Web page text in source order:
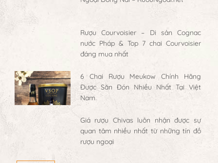
Rượu Courvoisier – Di sản Cognac
nước Pháp & Top 7 chai Courvoisier
đáng mua nhất
6 Chai Rượu Meukow Chính Hãng
Được Săn Đón Nhiều Nhất Tại Việt
Nam
Giá rượu Chivas luôn nhận được sự
quan tâm nhiều nhất từ những tín đồ
rượu ngoại